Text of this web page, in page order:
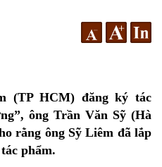
(TP HCM) đăng ký tác
ông Trần Văn Sỹ (Hà
rằng ông Sỹ Liêm đã lắp
phẩm.